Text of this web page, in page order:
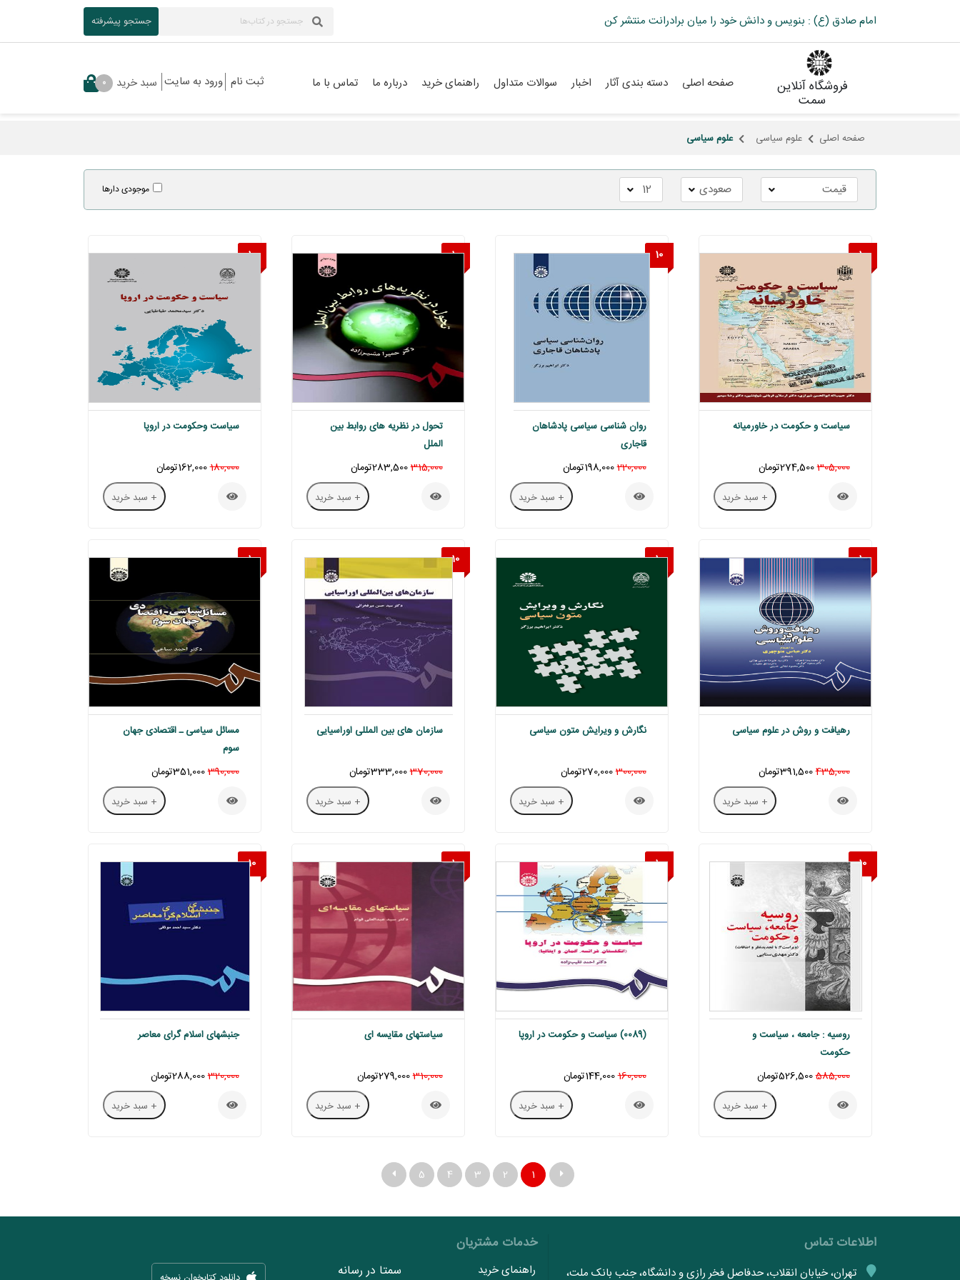
امام صادق (ع) : بنویس و دانش خود را میان برادرانت منتشر کن جستجو پیشرفته
فروشگاه آنلاین
سمت
صفحه اصلی دسته بندی آثار اخبار سوالات متداول راهنمای خرید درباره ما تماس با ما ثبت نام ورود به سایت سبد خرید 0
صفحه اصلی علوم سیاسی علوم سیاسی
موجودی دارها
10
سیاست و حکومت در خاورمیانه
305,000274,500تومان
+ سبد خرید
10
روان شناسی سیاسی پادشاهان
قاجاری
220,000198,000تومان
+ سبد خرید
10
تحول در نظریه های روابط بین
الملل
315,000283,500تومان
+ سبد خرید
10
سياست وحكومت در اروپا
180,000162,000تومان
+ سبد خرید
10
رهیافت و روش در علوم سیاسی
435,000391,500تومان
+ سبد خرید
10
نگارش و ویرایش متون سیاسی
300,000270,000تومان
+ سبد خرید
10
سازمان های بین المللی اوراسیایی
370,000333,000تومان
+ سبد خرید
10
مسائل سیاسی ـ اقتصادی جهان
سوم
390,000351,000تومان
+ سبد خرید
10
روسیه : جامعه ، سیاست و
حکومت
585,000526,500تومان
+ سبد خرید
10
(0089) سیاست و حکومت در اروپا
160,000144,000تومان
+ سبد خرید
10
سیاستهای مقایسه ای
310,000279,000تومان
+ سبد خرید
10
جنبشهای اسلام گرای معاصر
320,000288,000تومان
+ سبد خرید
1
2
3
4
5
اطلاعات تماس
تهران، خیابان انقلاب، حدفاصل فخر رازی و دانشگاه، جنب بانک ملت،
خدمات مشتریان
راهنمای خرید سمتا در رسانه